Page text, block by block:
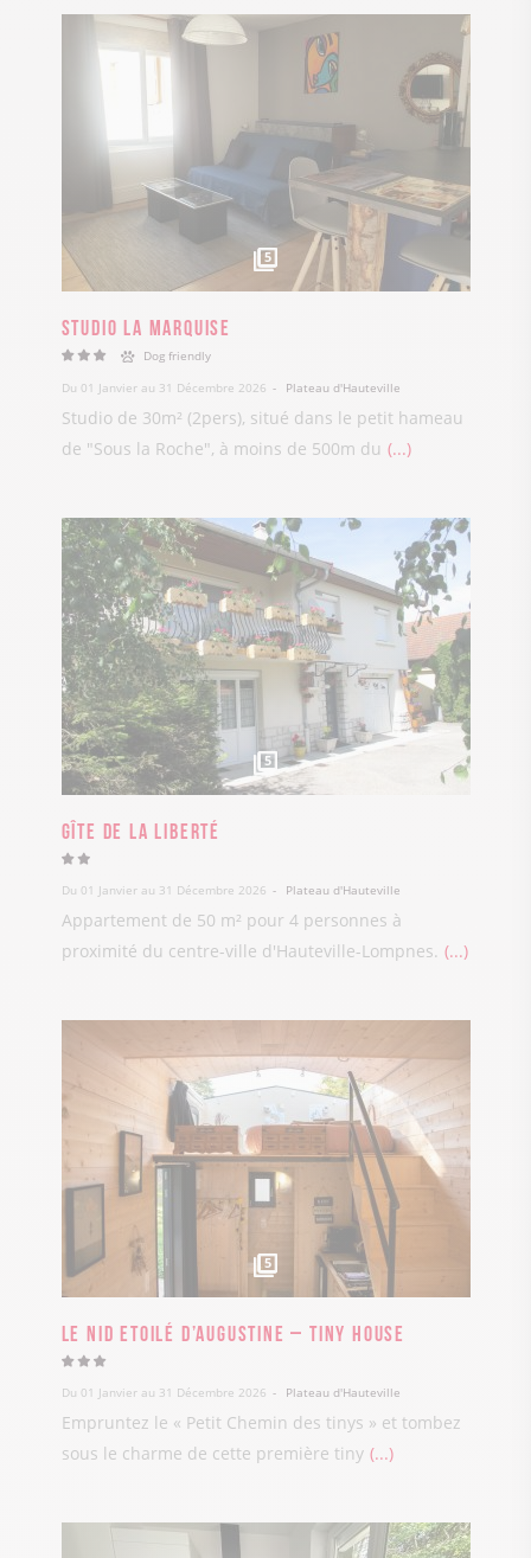
5
Studio La Marquise
Dog friendly
Du 01 Janvier au 31 Décembre 2026
Plateau d'Hauteville
Studio de 30m² (2pers), situé dans le petit hameau
de "Sous la Roche", à moins de 500m du ...
5
Gîte de la Liberté
Du 01 Janvier au 31 Décembre 2026 Plateau d'Hauteville
Appartement de 50 m² pour 4 personnes à
proximité du centre-ville d'Hauteville-Lompnes. ...
5
Le Nid Etoilé d’Augustine – Tiny house
Du 01 Janvier au 31 Décembre 2026 Plateau d'Hauteville
Empruntez le « Petit Chemin des tinys » et tombez
sous le charme de cette première tiny ...